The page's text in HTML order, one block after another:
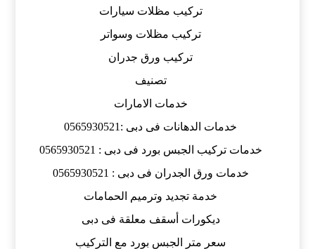
تركيب مظلات سيارات
تركيب مظلات وسواتر
تركيب ورق جدران
تصنيف
خدمات الامارات
خدمات الدهانات فى دبى :0565930521
خدمات تركيب الجبس بورد فى دبى : 0565930521
خدمات ورق الجدران فى دبى : 0565930521
خدمة تجديد وترميم الحمامات
ديكورات أسقف معلقة فى دبى
سعر متر الجبس بورد مع التركيب